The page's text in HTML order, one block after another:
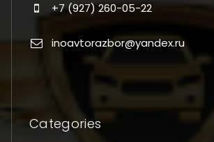
+7 (927) 260-05-22
inoavtorazbor@yandex.ru
Categories